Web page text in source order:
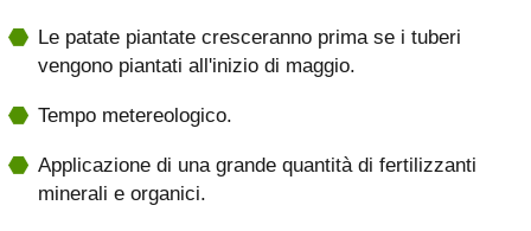
Le patate piantate cresceranno prima se i tuberi
vengono piantati all'inizio di maggio.
Tempo metereologico.
Applicazione di una grande quantità di fertilizzanti
minerali e organici.